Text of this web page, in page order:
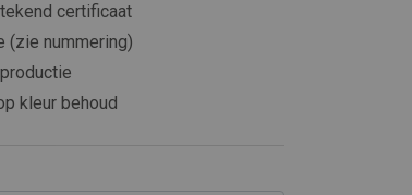
certificaat
(zie nummering)
kleur behoud